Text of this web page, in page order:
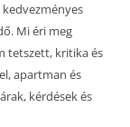
Mi éri meg
tetszett, kritika és
apartman és
kérdések és